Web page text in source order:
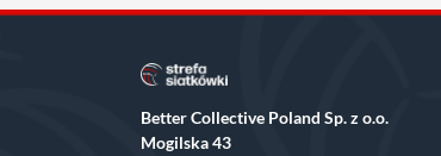
Better Collective Poland Sp. z o.o.
Mogilska 43